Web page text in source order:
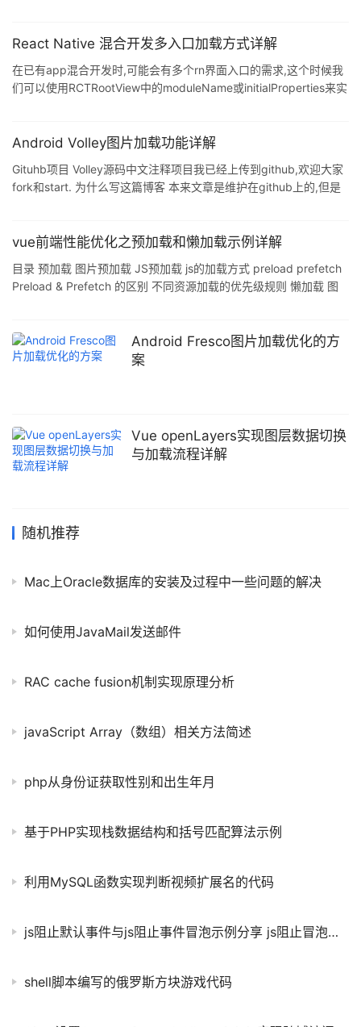
React Native 混合开发多入口加载方式详解
在已有app混合开发时,可能会有多个rn界面入口的需求,这个时候我
们可以使用RCTRootView中的moduleName或initialProperties来实
染不同的Component 配置moduleName,然后
用0.60.5版本中ios项目
Android Volley图片加载功能详解
Gituhb项目 Volley源码中文注释项目我已经上传到github,欢迎大家
fork和start. 为什么写这篇博客 本来文章是维护在github上的,但是
源码,但是发现Volley已经实现了网络图片的加载功能.其实,网络图片
片是否有本地缓存. 3. 有
vue前端性能优化之预加载和懒加载示例详解
目录 预加载 图片预加载 JS预加载 js的加载方式 preload prefetch
Preload & Prefetch 的区别 不同资源加载的优先级规则 懒加载 图
接从缓存取资源:我们使用该技术预先告知浏览器,等下某些资源可能
要被使用,先把资源下载下来,不要等使用的时候再下载,可以看出这样
Android Fresco图片加载优化的方
案
Vue openLayers实现图层数据切换
与加载流程详解
随机推荐
Mac上Oracle数据库的安装及过程中一些问题的解决
如何使用JavaMail发送邮件
RAC cache fusion机制实现原理分析
javaScript Array（数组）相关方法简述
php从身份证获取性别和出生年月
基于PHP实现栈数据结构和括号匹配算法示例
利用MySQL函数实现判断视频扩展名的代码
js阻止默认事件与js阻止事件冒泡示例分享 js阻止冒泡事件
shell脚本编写的俄罗斯方块游戏代码